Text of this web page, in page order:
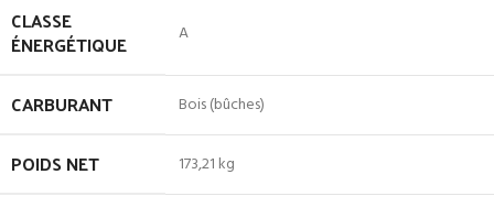
CLASSE
ÉNERGÉTIQUE A
CARBURANT Bois (bûches)
POIDS NET 173,21 kg